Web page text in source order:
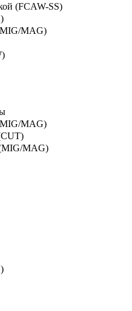
(FCAW-SS)
MAG)
MAG)
(MIG/MAG)